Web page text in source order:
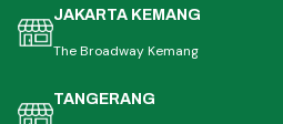
JAKARTA KEMANG
The Broadway Kemang
TANGERANG